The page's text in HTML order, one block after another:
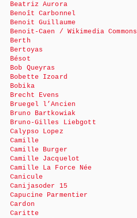
Beatriz Aurora
Benoît Carbonnel
Benoit Guillaume
Benoit-Caen / Wikimedia Commons
Berth
Bertoyas
Bésot
Bob Queyras
Bobette Izoard
Bobika
Brecht Evens
Bruegel l’Ancien
Bruno Bartkowiak
Bruno-Gilles Liebgott
Calypso Lopez
Camille
Camille Burger
Camille Jacquelot
Camille La Force Née
Canicule
Canijasoder 15
Capucine Parmentier
Cardon
Caritte